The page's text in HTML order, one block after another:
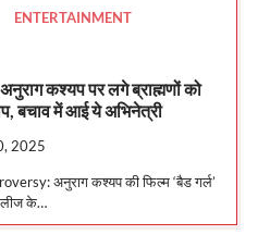
ENTERTAINMENT
कश्यप पर लगे ब्राह्मणों को
बचाव में आई ये अभिनेत्री
2025
अनुराग कश्यप की फिल्म ‘बैड गर्ल’
के…